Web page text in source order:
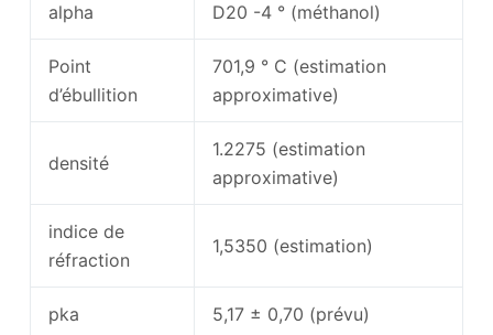
alpha D20 -4 ° (méthanol)
Point
d’ébullition
701,9 ° C (estimation
approximative)
densité
1.2275 (estimation
approximative)
indice de
réfraction
1,5350 (estimation)
pka 5,17 ± 0,70 (prévu)